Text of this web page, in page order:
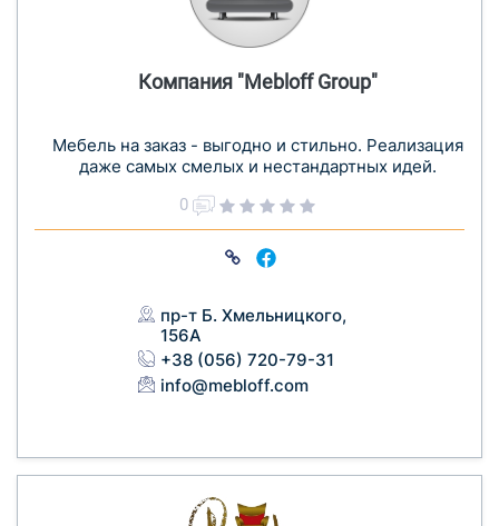
Компания "Mebloff Group"
Мебель на заказ - выгодно и стильно. Реализация
даже самых смелых и нестандартных идей.
0
пр-т Б. Хмельницкого,
156А
+38 (056) 720-79-31
info@mebloff.com